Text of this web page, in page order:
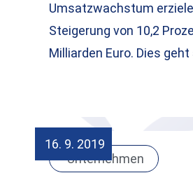
Umsatzwachstum
Steigerung von 10,2
Milliarden Euro. Dies
16. 9. 2019
Unternehmen